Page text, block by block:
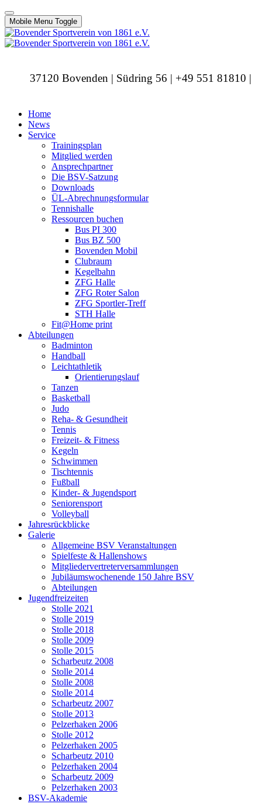
Mobile Menu Toggle
37120 Bovenden | Südring 56 | +49 551 81810 |
Home
News
Service
Trainingsplan
Mitglied werden
Ansprechpartner
Die BSV-Satzung
Downloads
ÜL-Abrechnungsformular
Tennishalle
Ressourcen buchen
Bus PI 300
Bus BZ 500
Bovenden Mobil
Clubraum
Kegelbahn
ZFG Halle
ZFG Roter Salon
ZFG Sportler-Treff
STH Halle
Fit@Home print
Abteilungen
Badminton
Handball
Leichtathletik
Orientierungslauf
Tanzen
Basketball
Judo
Reha- & Gesundheit
Tennis
Freizeit- & Fitness
Kegeln
Schwimmen
Tischtennis
Fußball
Kinder- & Jugendsport
Seniorensport
Volleyball
Jahresrückblicke
Galerie
Allgemeine BSV Veranstaltungen
Spielfeste & Hallenshows
Mitgliedervertreterversammlungen
Jubiläumswochenende 150 Jahre BSV
Abteilungen
Jugendfreizeiten
Stolle 2021
Stolle 2019
Stolle 2018
Stolle 2009
Stolle 2015
Scharbeutz 2008
Stolle 2014
Stolle 2008
Stolle 2014
Scharbeutz 2007
Stolle 2013
Pelzerhaken 2006
Stolle 2012
Pelzerhaken 2005
Scharbeutz 2010
Pelzerhaken 2004
Scharbeutz 2009
Pelzerhaken 2003
BSV-Akademie